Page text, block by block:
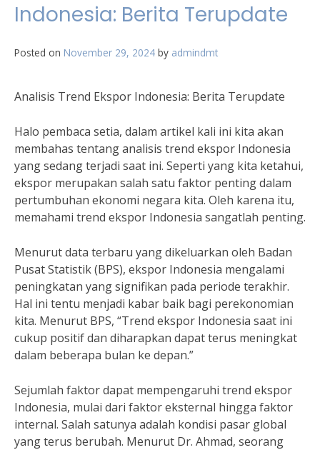
Indonesia: Berita Terupdate
Posted on November 29, 2024 by admindmt
Analisis Trend Ekspor Indonesia: Berita Terupdate
Halo pembaca setia, dalam artikel kali ini kita akan
membahas tentang analisis trend ekspor Indonesia
yang sedang terjadi saat ini. Seperti yang kita ketahui,
ekspor merupakan salah satu faktor penting dalam
pertumbuhan ekonomi negara kita. Oleh karena itu,
memahami trend ekspor Indonesia sangatlah penting.
Menurut data terbaru yang dikeluarkan oleh Badan
Pusat Statistik (BPS), ekspor Indonesia mengalami
peningkatan yang signifikan pada periode terakhir.
Hal ini tentu menjadi kabar baik bagi perekonomian
kita. Menurut BPS, “Trend ekspor Indonesia saat ini
cukup positif dan diharapkan dapat terus meningkat
dalam beberapa bulan ke depan.”
Sejumlah faktor dapat mempengaruhi trend ekspor
Indonesia, mulai dari faktor eksternal hingga faktor
internal. Salah satunya adalah kondisi pasar global
yang terus berubah. Menurut Dr. Ahmad, seorang